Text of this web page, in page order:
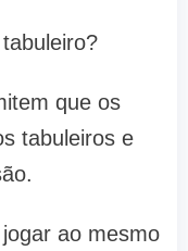
que os
tabuleiros e
ao mesmo